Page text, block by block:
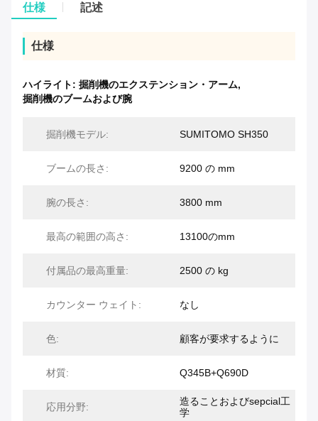
仕様 記述
仕様
ハイライト: 掘削機のエクステンション・アーム,
掘削機のブームおよび腕
掘削機モデル: SUMITOMO SH350
ブームの長さ: 9200 の mm
腕の長さ: 3800 mm
最高の範囲の高さ: 13100のmm
付属品の最高重量: 2500 の kg
カウンター ウェイト: なし
色: 顧客が要求するように
材質: Q345B+Q690D
応用分野:
造ることおよびsepcial工
学